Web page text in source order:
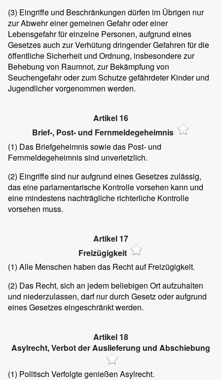
(3) Eingriffe und Beschränkungen dürfen im Übrigen nur
zur Abwehr einer gemeinen Gefahr oder einer
Lebensgefahr für einzelne Personen, aufgrund eines
Gesetzes auch zur Verhütung dringender Gefahren für die
öffentliche Sicherheit und Ordnung, insbesondere zur
Behebung von Raumnot, zur Bekämpfung von
Seuchengefahr oder zum Schutze gefährdeter Kinder und
Jugendlicher vorgenommen werden.
Artikel 16
Brief-, Post- und Fernmeldegeheimnis
(1) Das Briefgeheimnis sowie das Post- und
Fernmeldegeheimnis sind unverletzlich.
(2) Eingriffe sind nur aufgrund eines Gesetzes zulässig,
das eine parlamentarische Kontrolle vorsehen kann und
eine mindestens nachträgliche richterliche Kontrolle
vorsehen muss.
Artikel 17
Freizügigkeit
(1) Alle Menschen haben das Recht auf Freizügigkeit.
(2) Das Recht, sich an jedem beliebigen Ort aufzuhalten
und niederzulassen, darf nur durch Gesetz oder aufgrund
eines Gesetzes eingeschränkt werden.
Artikel 18
Asylrecht, Verbot der Auslieferung und Abschiebung
(1) Politisch Verfolgte genießen Asylrecht.